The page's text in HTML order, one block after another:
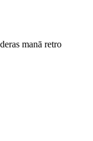
manā retro